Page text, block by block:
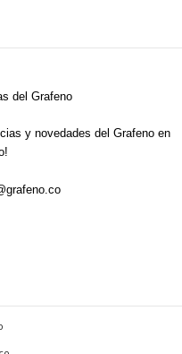
y novedades del Grafeno en